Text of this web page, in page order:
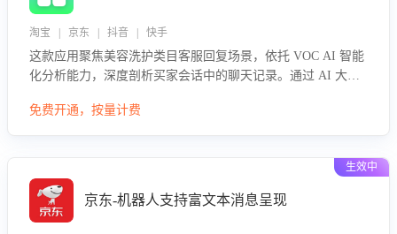
淘宝 | 京东 | 抖音 | 快手
这款应用聚焦美容洗护类目客服回复场景，依托 VOC AI 智能
化分析能力，深度剖析买家会话中的聊天记录。通过 AI 大模
效性与完整性，输出针对性改进策略，助力商家快速优化快捷
免费开通，按量计费
生效中
京东-机器人支持富文本消息呈现